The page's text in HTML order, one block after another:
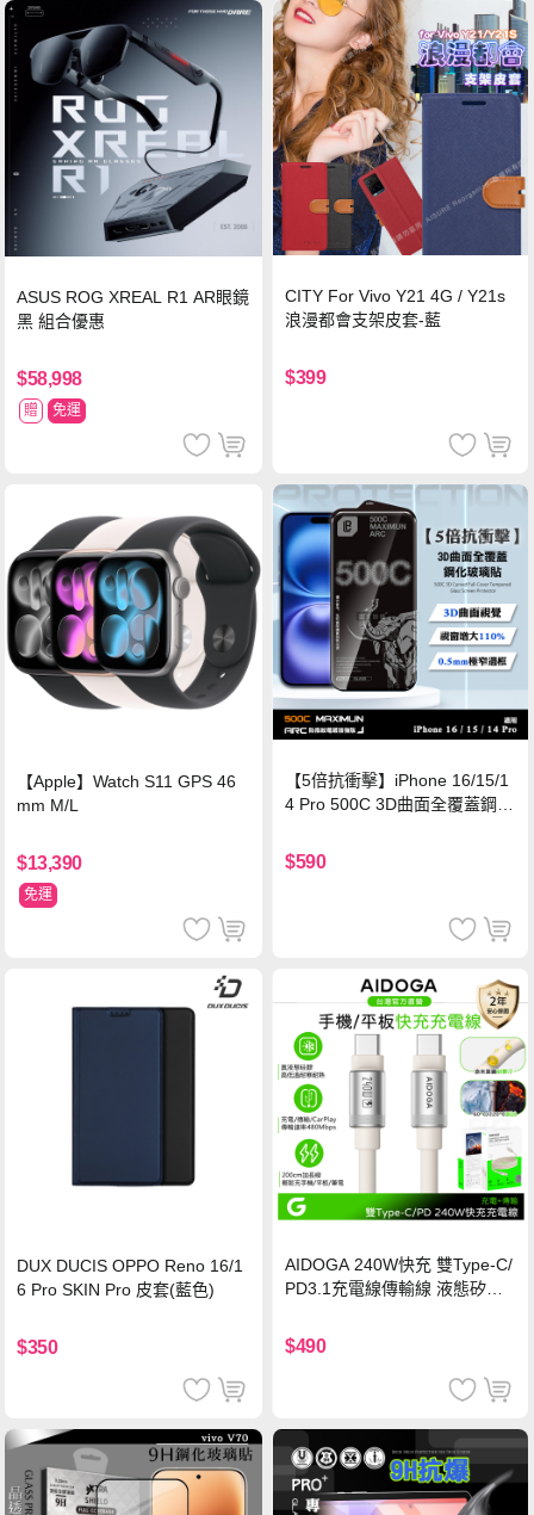
ASUS ROG XREAL R1 AR眼鏡
黑 組合優惠
$58,998
贈 免運
CITY For Vivo Y21 4G / Y21s
浪漫都會支架皮套-藍
$399
【Apple】Watch S11 GPS 46
mm M/L
$13,390
免運
【5倍抗衝擊】iPhone 16/15/1
4 Pro 500C 3D曲面全覆蓋鋼化
保護貼
$590
DUX DUCIS OPPO Reno 16/1
6 Pro SKIN Pro 皮套(藍色)
$350
AIDOGA 240W快充 雙Type-C/
PD3.1充電線傳輸線 液態矽膠
機/平板/筆電
$490